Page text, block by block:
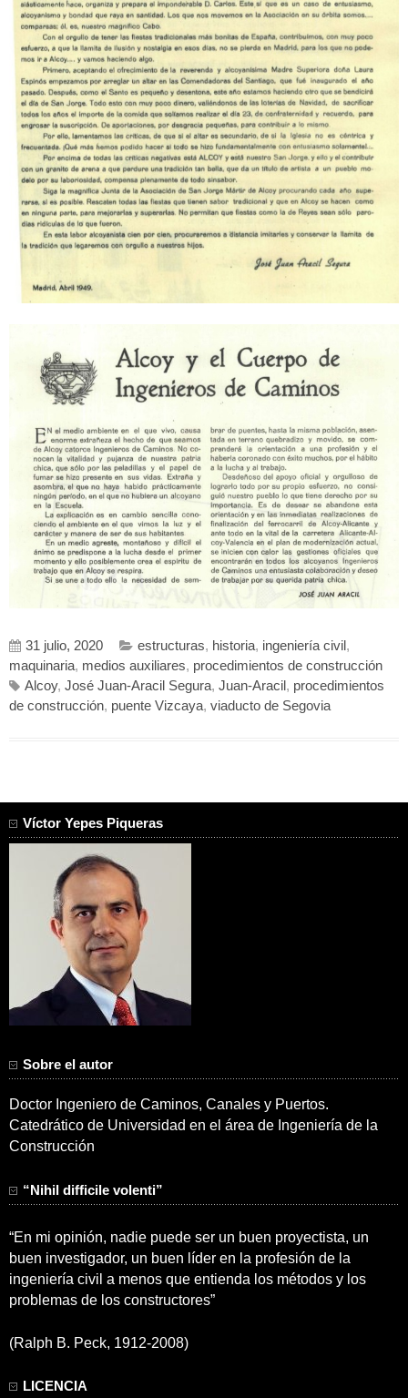
31 julio, 2020 estructuras, historia, ingeniería civil ,
maquinaria, medios auxiliares, procedimientos de construcción
Alcoy, José Juan-Aracil Segura, Juan-Aracil , procedimientos
de construcción, puente Vizcaya, viaducto de Segovia
Víctor Yepes Piqueras
Sobre el autor
Doctor Ingeniero de Caminos, Canales y Puertos.
Catedrático de Universidad en el área de Ingeniería de la
Construcción
“Nihil difficile volenti”
“En mi opinión, nadie puede ser un buen proyectista, un
buen investigador, un buen líder en la profesión de la
ingeniería civil a menos que entienda los métodos y los
problemas de los constructores”
(Ralph B. Peck, 1912-2008)
LICENCIA